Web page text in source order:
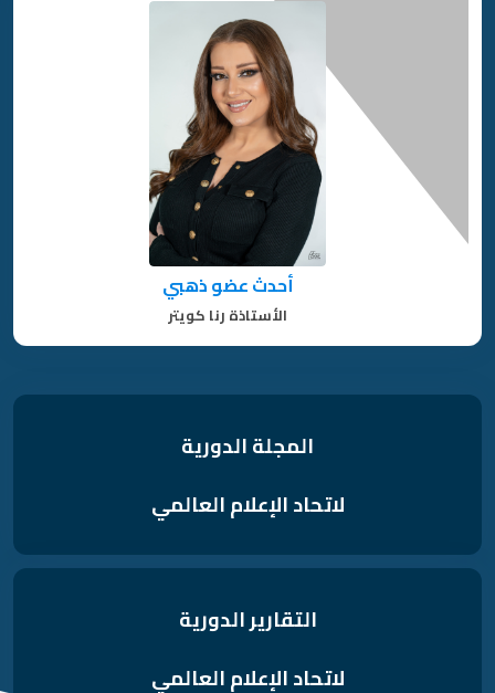
أحدث عضو ذهبي
الأستاذة رنا كويتر
المجلة الدورية
لاتحاد الإعلام العالمي
التقارير الدورية
لاتحاد الإعلام العالمي